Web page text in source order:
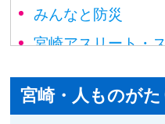
みんなと防災
宮崎アスリート・
宮崎ナゾ解き図鑑
宮崎・人ものがた